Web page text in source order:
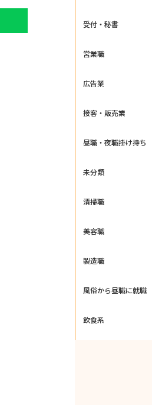
受付・秘書
営業職
広告業
接客・販売業
昼職・夜職掛け持ち
未分類
清掃職
美容職
製造職
風俗から昼職に就職
飲食系